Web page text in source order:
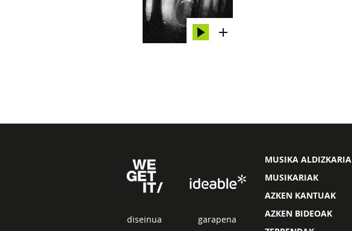
diseinua garapena
MUSIKA ALDIZKARIA
MUSIKARIAK
AZKEN KANTUAK
AZKEN BIDEOAK